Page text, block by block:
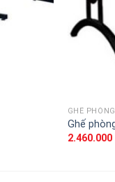
GHẾ
Ghế
2.460.000